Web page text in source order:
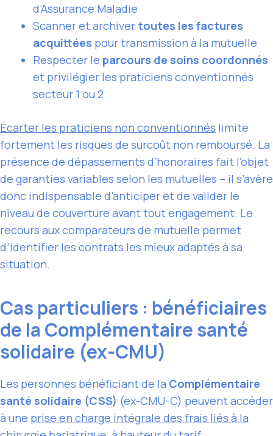
d’Assurance Maladie
Scanner et archiver toutes les factures
acquittées pour transmission à la mutuelle
Respecter le parcours de soins coordonnés
et privilégier les praticiens conventionnés
secteur 1 ou 2
Écarter les praticiens non conventionnés limite
fortement les risques de surcoût non remboursé. La
présence de dépassements d’honoraires fait l’objet
de garanties variables selon les mutuelles – il s’avère
donc indispensable d’anticiper et de valider le
niveau de couverture avant tout engagement. Le
recours aux comparateurs de mutuelle permet
d’identifier les contrats les mieux adaptés à sa
situation.
Cas particuliers : bénéficiaires
de la Complémentaire santé
solidaire (ex-CMU)
Les personnes bénéficiant de la Complémentaire
santé solidaire (CSS) (ex-CMU-C) peuvent accéder
à une prise en charge intégrale des frais liés à la